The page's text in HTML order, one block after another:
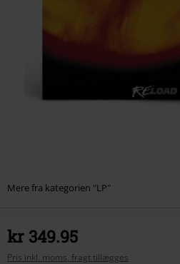
Mere fra kategorien "LP"
kr 349.95
Pris inkl. moms, fragt tillægges